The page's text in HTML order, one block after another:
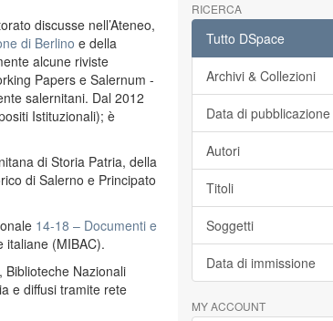
discusse nell’Ateneo,
di Berlino e della
alcune riviste
Papers e Salernum -
salernitani. Dal 2012
Istituzionali); è
di Storia Patria, della
di Salerno e Principato
14-18 – Documenti e
italiane (MIBAC).
Biblioteche Nazionali
e diffusi tramite rete
RICERCA
Tutto DSpace
Archivi & Collezioni
Data di pubblicazione
Autori
Titoli
Soggetti
Data di immissione
MY ACCOUNT